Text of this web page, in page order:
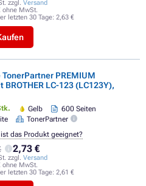
zzgl. Versand
ohne MwSt.
letzten 30 Tage: 2,63 €
PREMIUM
LC-123 (LC123Y),
Gelb
600 Seiten
TonerPartner
2,73 €
zzgl. Versand
ohne MwSt.
letzten 30 Tage: 2,61 €
das Produkt geeignet?